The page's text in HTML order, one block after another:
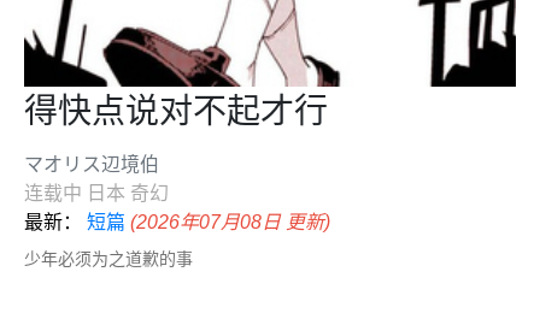
得快点说对不起才行
マオリス辺境伯
连载中 日本 奇幻
最新： 短篇 (2026年07月08日 更新)
少年必须为之道歉的事